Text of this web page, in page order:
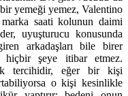
yemeği yemez, Valentino
saati kolunun daimi
uyuşturucu konusunda
arkadaşları bile birer
hiçbir şeye itibar etmez.
tercihidir, eğer bir kişi
o kişi kesinlikle